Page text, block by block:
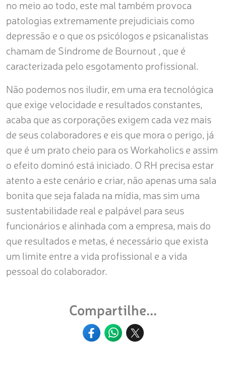
no meio ao todo, este mal também provoca
patologias extremamente prejudiciais como
depressão e o que os psicólogos e psicanalistas
chamam de Síndrome de Bournout , que é
caracterizada pelo esgotamento profissional.
Não podemos nos iludir, em uma era tecnológica
que exige velocidade e resultados constantes,
acaba que as corporações exigem cada vez mais
de seus colaboradores e eis que mora o perigo, já
que é um prato cheio para os Workaholics e assim
o efeito dominó está iniciado. O RH precisa estar
atento a este cenário e criar, não apenas uma sala
bonita que seja falada na mídia, mas sim uma
sustentabilidade real e palpável para seus
funcionários e alinhada com a empresa, mais do
que resultados e metas, é necessário que exista
um limite entre a vida profissional e a vida
pessoal do colaborador.
Compartilhe...